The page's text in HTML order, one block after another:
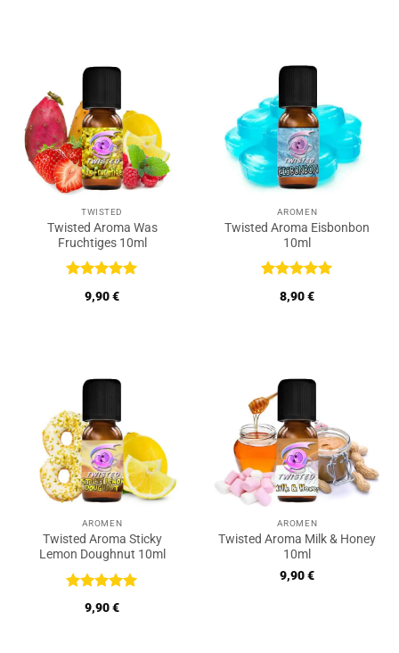
TWISTED
Twisted Aroma Was
Fruchtiges 10ml
Bewertet
mit5von
9,90€
AROMEN
Twisted Aroma Eisbonbon
10ml
Bewertet
mit5von
8,90€
AROMEN
Twisted Aroma Sticky
Lemon Doughnut 10ml
Bewertet
mit5von
9,90€
AROMEN
Twisted Aroma Milk & Honey
10ml
9,90€